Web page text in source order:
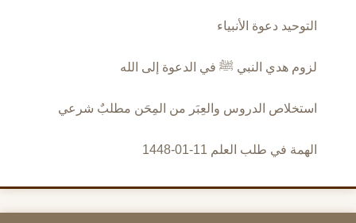
التوحيد دعوة الأنبياء
لزوم هدي النبي ﷺ في الدعوة إلى الله
استخلاص الدروس والعِبَر من المِحَن مطلبٌ شرعي
الهمة في طلب العلم 11-01-1448